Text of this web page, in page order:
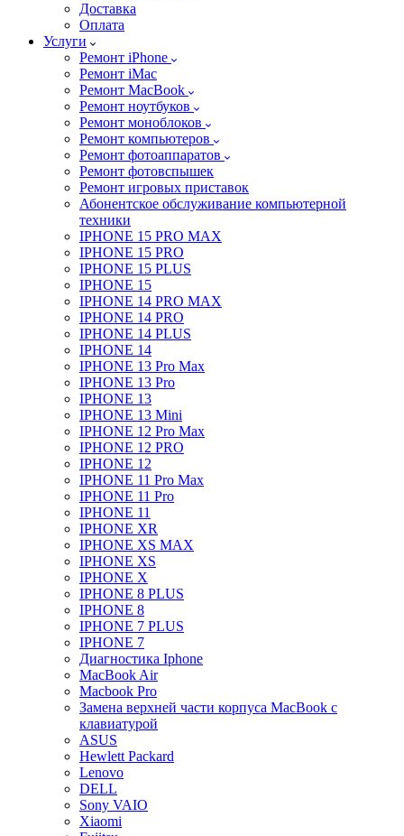
Доставка
Оплата
Услуги
Ремонт iPhone
Ремонт iMac
Ремонт MacBook
Ремонт ноутбуков
Ремонт моноблоков
Ремонт компьютеров
Ремонт фотоаппаратов
Ремонт фотовспышек
Ремонт игровых приставок
Абонентское обслуживание компьютерной
техники
IPHONE 15 PRO MAX
IPHONE 15 PRO
IPHONE 15 PLUS
IPHONE 15
IPHONE 14 PRO MAX
IPHONE 14 PRO
IPHONE 14 PLUS
IPHONE 14
IPHONE 13 Pro Max
IPHONE 13 Pro
IPHONE 13
IPHONE 13 Mini
IPHONE 12 Pro Max
IPHONE 12 PRO
IPHONE 12
IPHONE 11 Pro Max
IPHONE 11 Pro
IPHONE 11
IPHONE XR
IPHONE XS MAX
IPHONE XS
IPHONE X
IPHONE 8 PLUS
IPHONE 8
IPHONE 7 PLUS
IPHONE 7
Диагностика Iphone
MacBook Air
Macbook Pro
Замена верхней части корпуса MacBook с
клавиатурой
ASUS
Hewlett Packard
Lenovo
DELL
Sony VAIO
Xiaomi